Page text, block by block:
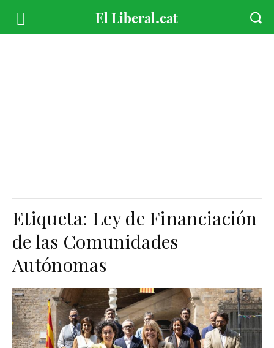
Etiqueta: Ley de Financiación
de las Comunidades
Autónomas